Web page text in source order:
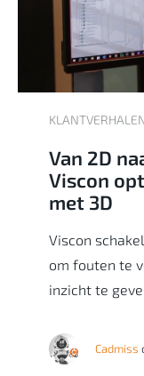
Van 2D
Viscon
met 3D
Viscon
om fouten te
inzicht te
Cadmiss